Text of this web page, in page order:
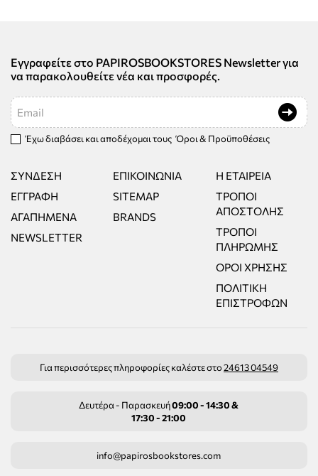
Εγγραφείτε στο PAPIROSBOOKSTORES Newsletter για
να παρακολουθείτε νέα και προσφορές.
Email
Έχω διαβάσει και αποδέχομαι τους Όροι & Προϋποθέσεις
ΣΎΝΔΕΣΗ
ΕΓΓΡΑΦΉ
ΑΓΑΠΗΜΈΝΑ
NEWSLETTER
ΕΠΙΚΟΙΝΩΝΊΑ
SITEMAP
BRANDS
Η ΕΤΑΙΡΕΊΑ
ΤΡΌΠΟΙ
ΑΠΟΣΤΟΛΉΣ
ΤΡΌΠΟΙ
ΠΛΗΡΩΜΉΣ
ΌΡΟΙ ΧΡΉΣΗΣ
ΠΟΛΙΤΙΚΉ
ΕΠΙΣΤΡΟΦΏΝ
Για περισσότερες πληροφορίες καλέστε στο24613 04549
Δευτέρα - Παρασκευή09:00 - 14:30 &
17:30 - 21:00
info@papirosbookstores.com